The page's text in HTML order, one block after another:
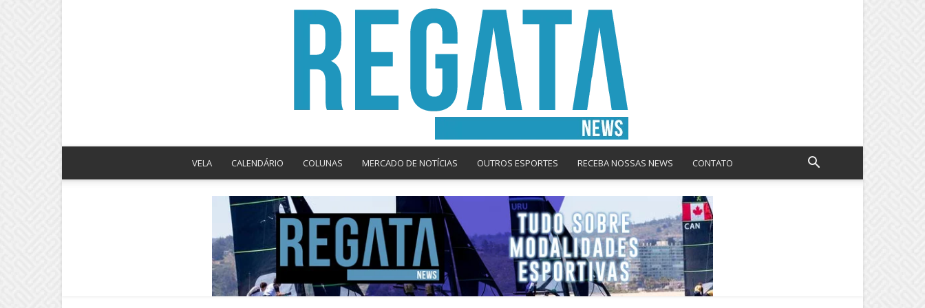
News
VELA CALENDÁRIO COLUNAS MERCADO DE NOTÍCIAS OUTROS ESPORTES RECEBA NOSSAS NEWS CONTATO